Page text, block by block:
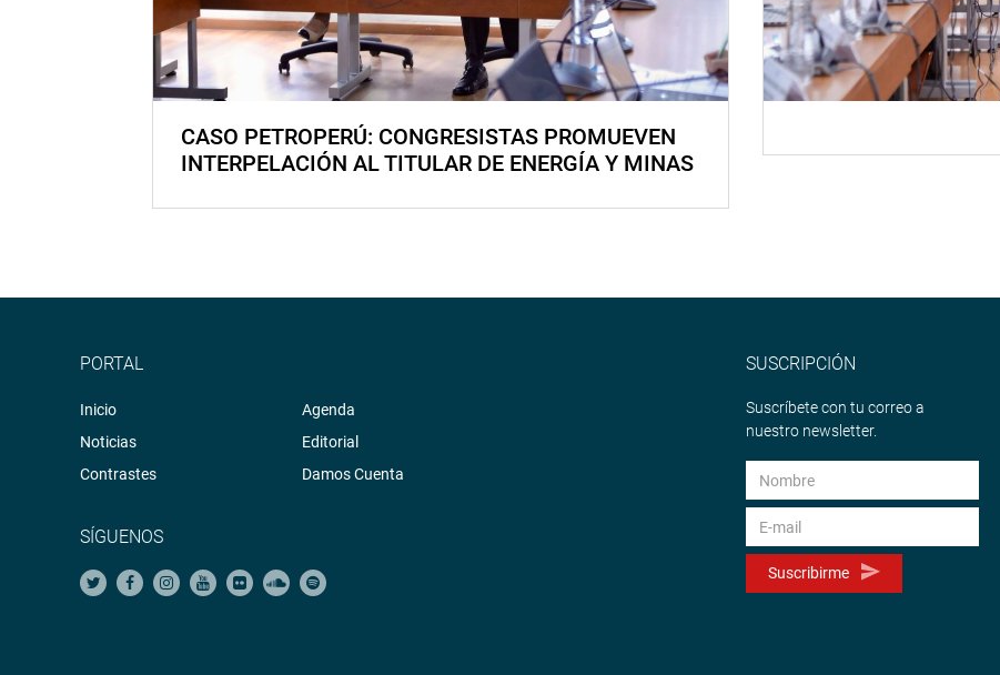
CASO PETROPERÚ: CONGRESISTAS PROMUEVEN
INTERPELACIÓN AL TITULAR DE ENERGÍA Y MINAS
PORTAL
Inicio
Noticias
Contrastes
Agenda
Editorial
Damos Cuenta
SÍGUENOS
SUSCRIPCIÓN
Suscríbete con tu correo a
nuestro newsletter.
Suscribirme